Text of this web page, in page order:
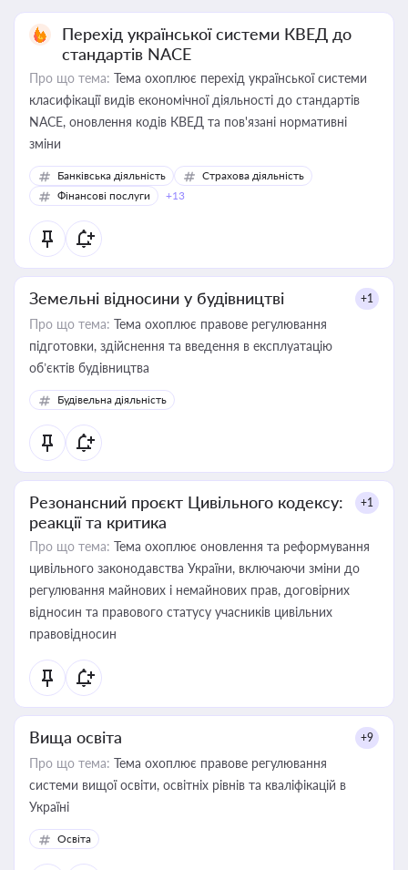
Перехід української системи КВЕД до
стандартів NACE
Про що тема: Тема охоплює перехід української системи
класифікації видів економічної діяльності до стандартів
NACE, оновлення кодів КВЕД та пов'язані нормативні
зміни
Банківська діяльність
Страхова діяльність
Фінансові послуги
+13
Земельні відносини у будівництві +1
Про що тема: Тема охоплює правове регулювання
підготовки, здійснення та введення в експлуатацію
об’єктів будівництва
Будівельна діяльність
Резонансний проєкт Цивільного кодексу:
реакції та критика
+1
Про що тема: Тема охоплює оновлення та реформування
цивільного законодавства України, включаючи зміни до
регулювання майнових і немайнових прав, договірних
відносин та правового статусу учасників цивільних
правовідносин
Вища освіта +9
Про що тема: Тема охоплює правове регулювання
системи вищої освіти, освітніх рівнів та кваліфікацій в
Україні
Освіта